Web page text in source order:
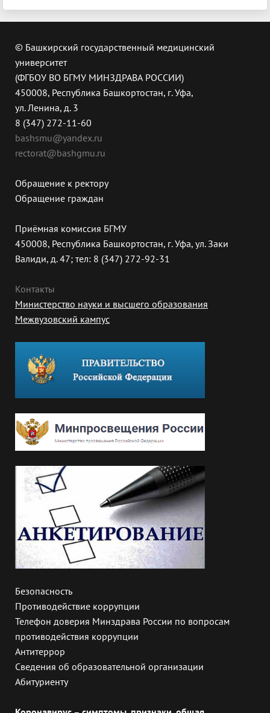
© Башкирский государственный медицинский
университет
(ФГБОУ ВО БГМУ МИНЗДРАВА РОССИИ)
450008, Республика Башкортостан, г. Уфа,
ул. Ленина, д. 3
8 (347) 272-11-60
bashsmu@yandex.ru
rectorat@bashgmu.ru
Обращение к ректору
Обращение граждан
Приёмная комиссия БГМУ
450008, Республика Башкортостан, г. Уфа, ул. Заки
Валиди, д. 47; тел: 8 (347) 272-92-31
Контакты
Министерство науки и высшего образования
Межвузовский кампус
Безопасность
Противодействие коррупции
Телефон доверия Минздрава России по вопросам
противодействия коррупции
Антитеррор
Сведения об образовательной организации
Абитуриенту